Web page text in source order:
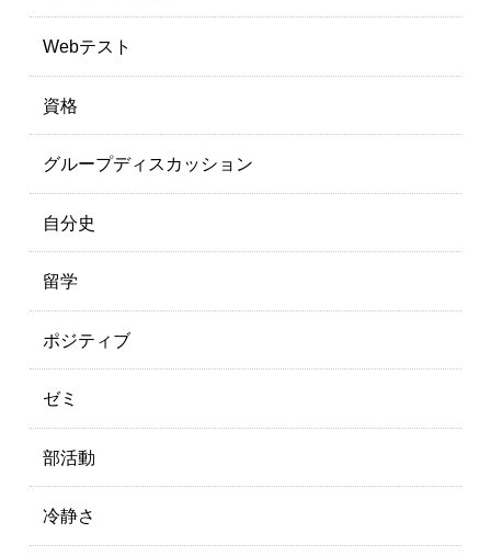
Webテスト
資格
グループディスカッション
自分史
留学
ポジティブ
ゼミ
部活動
冷静さ